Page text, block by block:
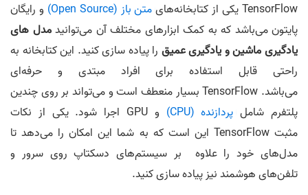
TensorFlow یکی از کتابخانه‌های متن باز (Open Source)
و رایگان
پایتون می‌باشد که به کمک ابزارهای مختلف آن می‌توانیدمدل های
یادگیری ماشین و یادگیری عمیق را پیاده سازی کنید. این کتابخانه به
راحتی قابل استفاده برای افراد مبتدی و حرفه‌ای
می‌باشد. TensorFlow بسیار منعطف است و می‌تواند بر روی چندین
پلتفرم شامل پردازنده (CPU)
و GPU اجرا شود. یکی از نکات
مثبت TensorFlow این است که به شما این امکان را می‌دهد تا
مدل‌های خود را علاوه بر سیستم‌های دسکتاپ روی سرور و
تلفن‌های هوشمند نیز پیاده سازی کنید.